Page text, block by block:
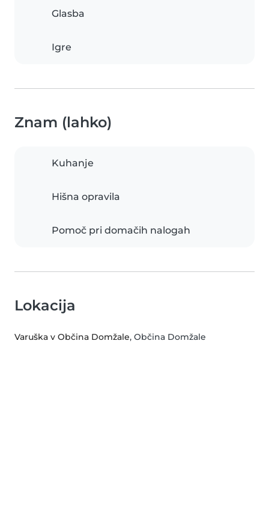
Glasba
Igre
Znam (lahko)
Kuhanje
Hišna opravila
Pomoč pri domačih nalogah
Lokacija
Varuška v Občina Domžale, Občina Domžale